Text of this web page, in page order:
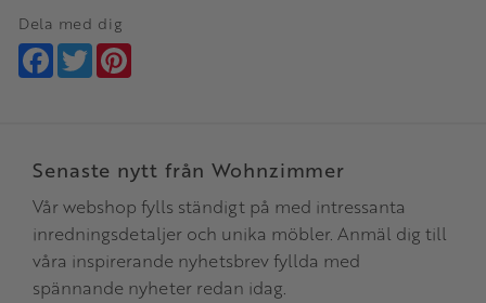
Dela med dig
Facebook
Twitter
Senaste nytt från Wohnzimmer
Vår webshop fylls ständigt på med intressanta
inredningsdetaljer och unika möbler. Anmäl dig till
våra inspirerande nyhetsbrev fyllda med
spännande nyheter redan idag.